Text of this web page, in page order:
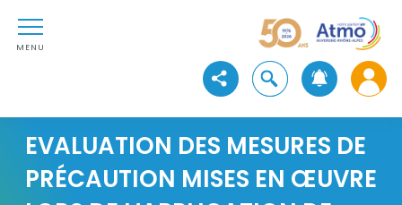
Aller au premier menu de navigation
Aller à la recherche
MENU
Atmo Auvergne-Rhône-
Voir les réseaux sociaux
Ouvrir la recherche
EVALUATION DES MESURES DE
PRÉCAUTION MISES EN ŒUVRE